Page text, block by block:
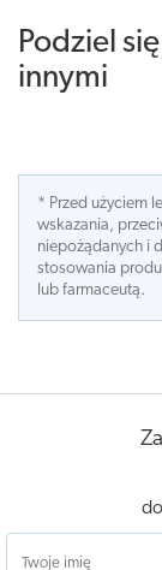
Podziel
innymi
* Przed użyciem
wskazania,
niepożądanych i
stosowania
lub farmaceutą.